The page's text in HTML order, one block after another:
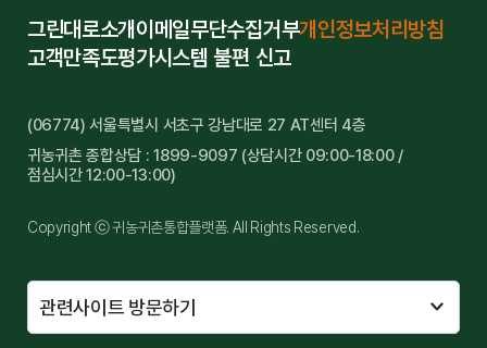
그린대로소개 이메일무단수집거부개인정보처리방침
고객만족도평가시스템 불편 신고
(06774) 서울특별시 서초구 강남대로 27 AT센터 4층
귀농귀촌 종합상담 : 1899-9097 (상담시간 09:00-18:00 /
점심시간 12:00-13:00)
Copyright ⓒ 귀농귀촌통합플랫폼. All Rights Reserved.
관련사이트 방문하기